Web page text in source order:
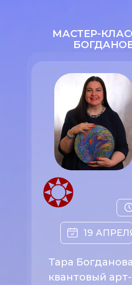
Тара
квантовый арт-
19
МАСТЕР-